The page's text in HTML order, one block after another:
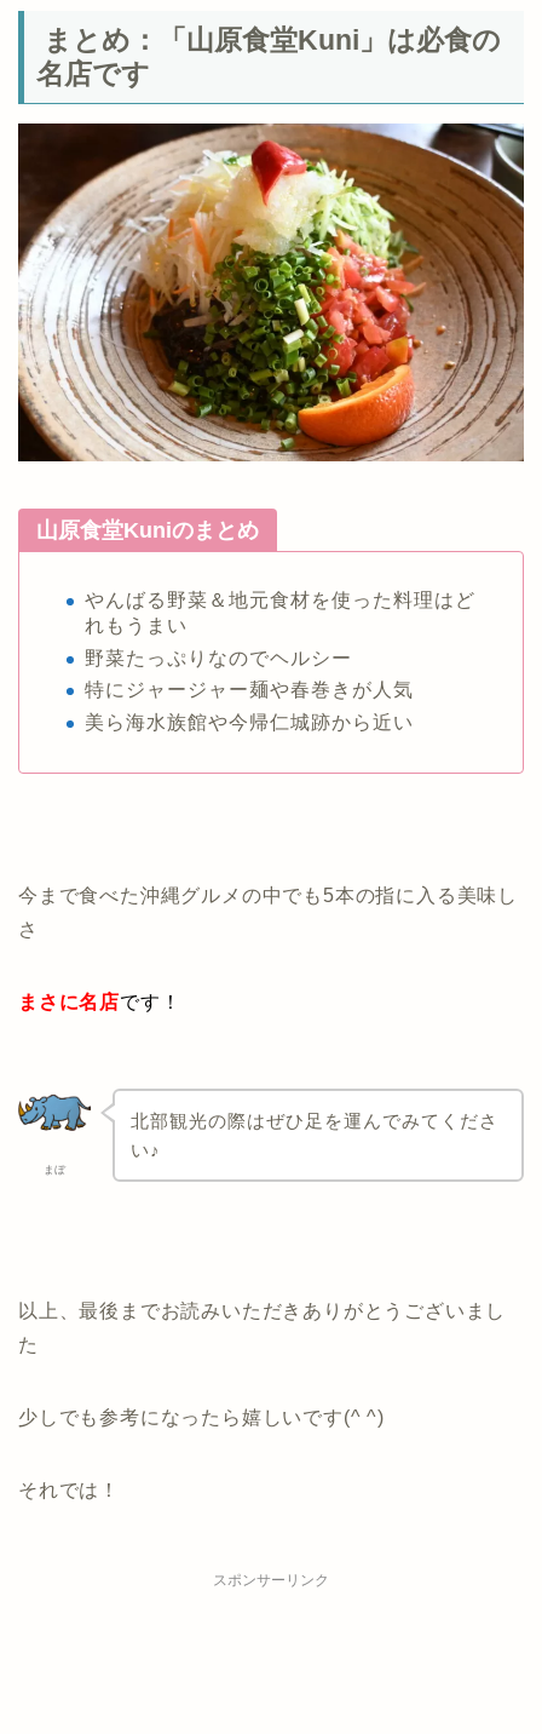
まとめ：「山原食堂Kuni」は必食の
名店です
山原食堂Kuniのまとめ
やんばる野菜＆地元食材を使った料理はど
れもうまい
野菜たっぷりなのでヘルシー
特にジャージャー麺や春巻きが人気
美ら海水族館や今帰仁城跡から近い
今まで食べた沖縄グルメの中でも5本の指に入る美味し
さ
まさに名店です！
まぼ
北部観光の際はぜひ足を運んでみてくださ
い♪
以上、最後までお読みいただきありがとうございまし
た
少しでも参考になったら嬉しいです(^ ^)
それでは！
スポンサーリンク